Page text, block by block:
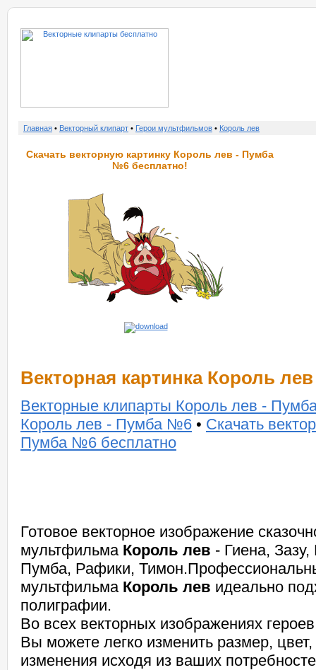
Главная • Векторный клипарт • Герои мультфильмов • Король лев
Скачать векторную картинку Король лев - Пумба
№6 бесплатно!
Векторная картинка Король
Векторные клипарты Король лев -
Король лев - Пумба №6 • Скачать
Пумба №6 бесплатно
Готовое векторное изображение
мультфильма Король лев - Гиена,
Пумба, Рафики,
мультфильма Король лев идеально
полиграфии.
Во всех векторных изображениях
Вы можете легко изменить размер,
изменения исходя из ваших